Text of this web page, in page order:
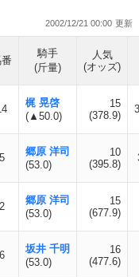
2002/12/21 00:00
騎手
(斤量)
人気
(オッズ)
梶 晃啓
(▲50.0)
15
(378.9)
5
郷原 洋司
(53.0)
10
(395.8)
2
郷原 洋司
(53.0)
15
(677.9)
6
坂井 千明
(53.0)
16
(477.6)